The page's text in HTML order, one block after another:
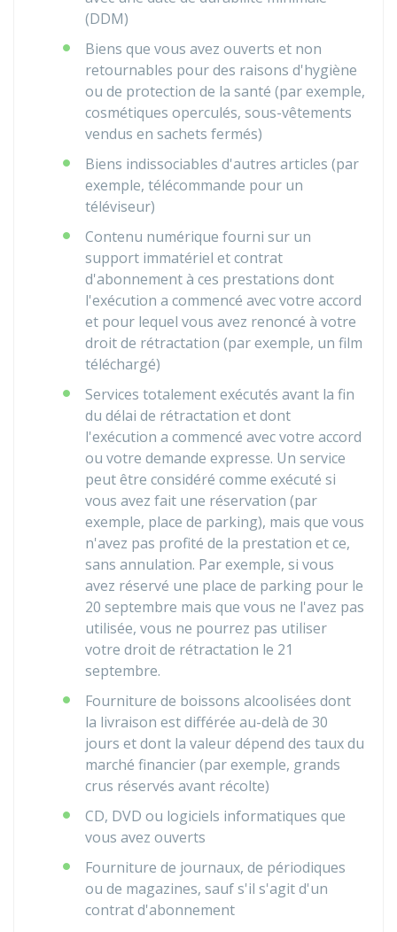
(DDM)
Biens que vous avez ouverts et non
retournables pour des raisons d'hygiène
ou de protection de la santé (par exemple,
cosmétiques operculés, sous-vêtements
vendus en sachets fermés)
Biens indissociables d'autres articles (par
exemple, télécommande pour un
téléviseur)
Contenu numérique fourni sur un
support immatériel et contrat
d'abonnement à ces prestations dont
l'exécution a commencé avec votre accord
et pour lequel vous avez renoncé à votre
droit de rétractation (par exemple, un film
téléchargé)
Services totalement exécutés avant la fin
du délai de rétractation et dont
l'exécution a commencé avec votre accord
ou votre demande expresse. Un service
peut être considéré comme exécuté si
vous avez fait une réservation (par
exemple, place de parking), mais que vous
n'avez pas profité de la prestation et ce,
sans annulation. Par exemple, si vous
avez réservé une place de parking pour le
20 septembre mais que vous ne l'avez pas
utilisée, vous ne pourrez pas utiliser
votre droit de rétractation le 21
septembre.
Fourniture de boissons alcoolisées dont
la livraison est différée au-delà de 30
jours et dont la valeur dépend des taux du
marché financier (par exemple, grands
crus réservés avant récolte)
CD, DVD ou logiciels informatiques que
vous avez ouverts
Fourniture de journaux, de périodiques
ou de magazines, sauf s'il s'agit d'un
contrat d'abonnement